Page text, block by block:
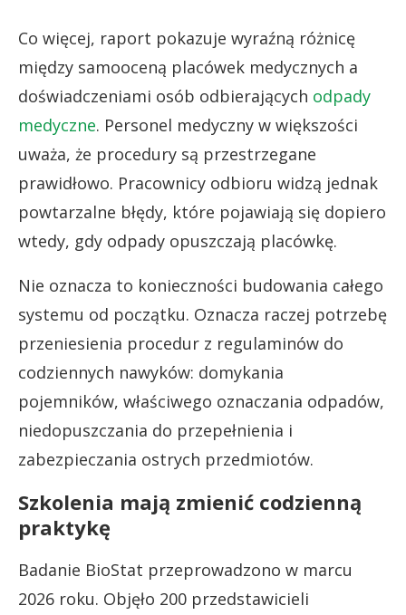
Co więcej, raport pokazuje wyraźną różnicę
między samooceną placówek medycznych a
doświadczeniami osób odbierających odpady
medyczne. Personel medyczny w większości
uważa, że procedury są przestrzegane
prawidłowo. Pracownicy odbioru widzą jednak
powtarzalne błędy, które pojawiają się dopiero
wtedy, gdy odpady opuszczają placówkę.
Nie oznacza to konieczności budowania całego
systemu od początku. Oznacza raczej potrzebę
przeniesienia procedur z regulaminów do
codziennych nawyków: domykania
pojemników, właściwego oznaczania odpadów,
niedopuszczania do przepełnienia i
zabezpieczania ostrych przedmiotów.
Szkolenia mają zmienić codzienną
praktykę
Badanie BioStat przeprowadzono w marcu
2026 roku. Objęło 200 przedstawicieli